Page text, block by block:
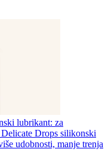
lubrikant: za
Drops silikonski
udobnosti, manje trenja